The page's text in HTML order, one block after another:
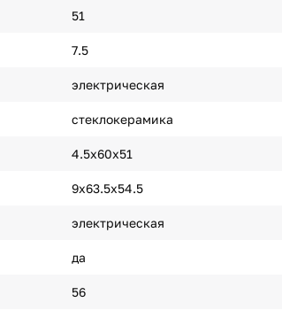
51
7.5
электрическая
стеклокерамика
4.5x60x51
9x63.5x54.5
электрическая
да
56